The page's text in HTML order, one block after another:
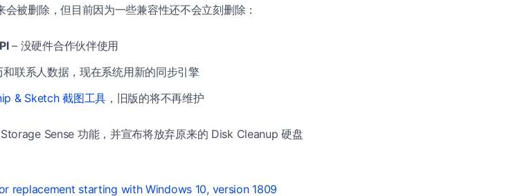
被删除，但目前因为一些兼容性还不会立刻删除：
– 没硬件合作伙伴使用
联系人数据，现在系统用新的同步引擎
& Sketch 截图工具，旧版的将不再维护
Sense 功能，并宣布将放弃原来的 Disk Cleanup 硬盘
replacement starting with Windows 10, version 1809